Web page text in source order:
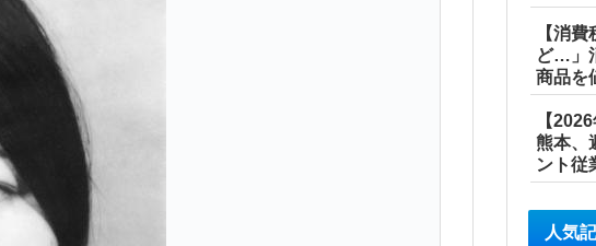
【消
ど…」
商品を
【
熊本、
ント従
人気